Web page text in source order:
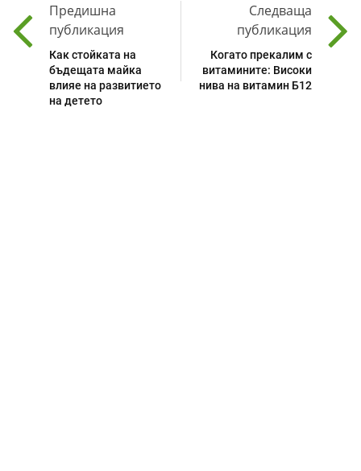
Предишна
публикация
Как стойката на
бъдещата майка
влияе на развитието
на детето
Следваща
публикация
Когато прекалим с
витамините: Високи
нива на витамин Б12